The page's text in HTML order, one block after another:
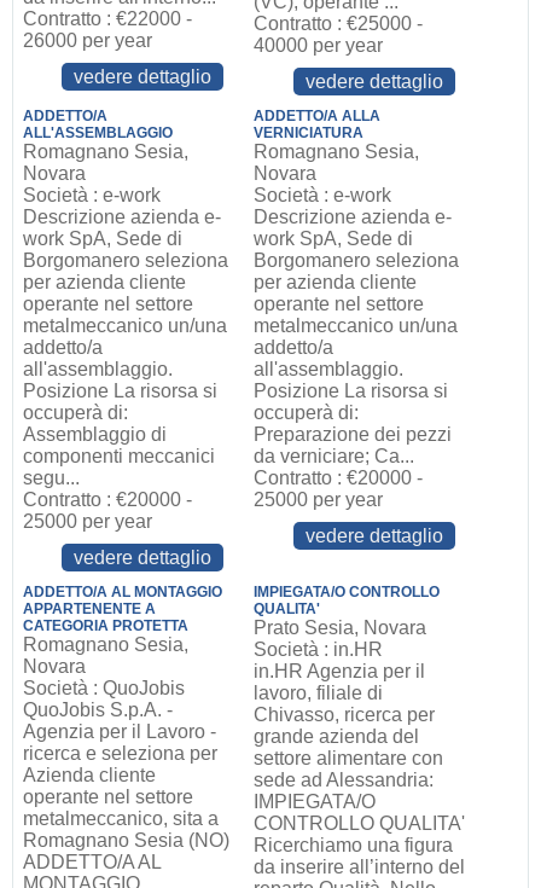
Contratto : €22000 -
26000 per year
vedere dettaglio
Contratto : €25000 -
40000 per year
vedere dettaglio
ADDETTO/A
ALL'ASSEMBLAGGIO
Romagnano Sesia,
Novara
Società : e-work
Descrizione azienda e-
work SpA, Sede di
Borgomanero seleziona
per azienda cliente
operante nel settore
metalmeccanico un/una
addetto/a
all'assemblaggio.
Posizione La risorsa si
occuperà di:
Assemblaggio di
componenti meccanici
segu...
Contratto : €20000 -
25000 per year
vedere dettaglio
ADDETTO/A ALLA
VERNICIATURA
Romagnano Sesia,
Novara
Società : e-work
Descrizione azienda e-
work SpA, Sede di
Borgomanero seleziona
per azienda cliente
operante nel settore
metalmeccanico un/una
addetto/a
all'assemblaggio.
Posizione La risorsa si
occuperà di:
Preparazione dei pezzi
da verniciare; Ca...
Contratto : €20000 -
25000 per year
vedere dettaglio
ADDETTO/A AL MONTAGGIO
APPARTENENTE A
CATEGORIA PROTETTA
Romagnano Sesia,
Novara
Società : QuoJobis
QuoJobis S.p.A. -
Agenzia per il Lavoro -
ricerca e seleziona per
Azienda cliente
operante nel settore
metalmeccanico, sita a
Romagnano Sesia (NO)
ADDETTO/A AL
MONTAGGIO
IMPIEGATA/O CONTROLLO
QUALITA'
Prato Sesia, Novara
Società : in.HR
in.HR Agenzia per il
lavoro, filiale di
Chivasso, ricerca per
grande azienda del
settore alimentare con
sede ad Alessandria:
IMPIEGATA/O
CONTROLLO QUALITA'
Ricerchiamo una figura
da inserire all’interno del